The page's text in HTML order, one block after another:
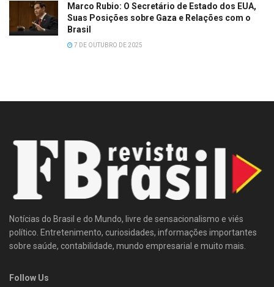
Marco Rubio: O Secretário de Estado dos EUA,
Suas Posições sobre Gaza e Relações com o
Brasil
7 DE OUTUBRO DE 2025
Notícias do Brasil e do Mundo, livre de sensacionalismo e viés
político. Entretenimento, curiosidades, informações importantes
sobre saúde, contabilidade, mundo empresarial e muito mais.
Follow Us